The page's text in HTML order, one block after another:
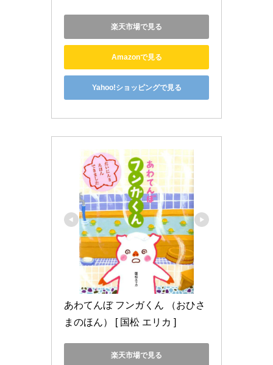
楽天市場で見る
Amazonで見る
Yahoo!ショッピングで見る
あわてんぼ フンガくん （おひさ
まのほん） [ 国松 エリカ ]
楽天市場で見る